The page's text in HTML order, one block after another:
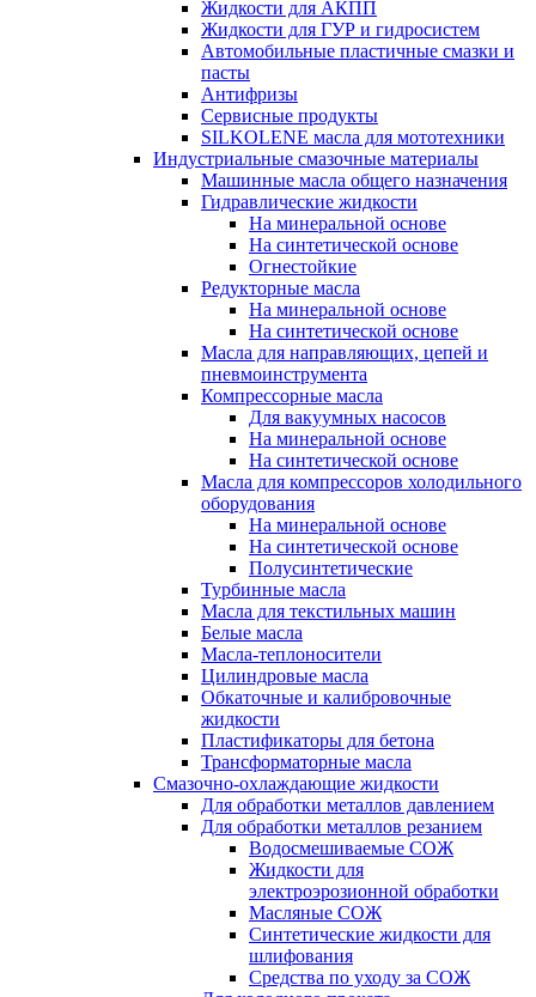
Жидкости для АКПП
Жидкости для ГУР и гидросистем
Автомобильные пластичные смазки и
пасты
Антифризы
Сервисные продукты
SILKOLENE масла для мототехники
Индустриальные смазочные материалы
Машинные масла общего назначения
Гидравлические жидкости
На минеральной основе
На синтетической основе
Огнестойкие
Редукторные масла
На минеральной основе
На синтетической основе
Масла для направляющих, цепей и
пневмоинструмента
Компрессорные масла
Для вакуумных насосов
На минеральной основе
На синтетической основе
Масла для компрессоров холодильного
оборудования
На минеральной основе
На синтетической основе
Полусинтетические
Турбинные масла
Масла для текстильных машин
Белые масла
Масла-теплоносители
Цилиндровые масла
Обкаточные и калибровочные
жидкости
Пластификаторы для бетона
Трансформаторные масла
Смазочно-охлаждающие жидкости
Для обработки металлов давлением
Для обработки металлов резанием
Водосмешиваемые СОЖ
Жидкости для
электроэрозионной обработки
Масляные СОЖ
Синтетические жидкости для
шлифования
Средства по уходу за СОЖ